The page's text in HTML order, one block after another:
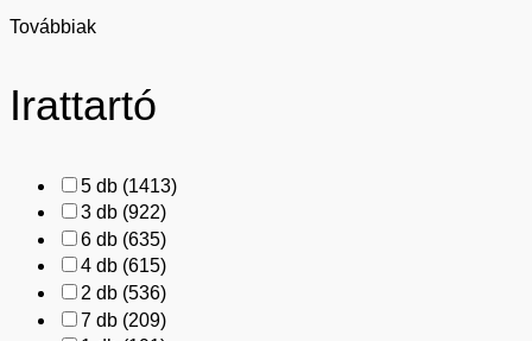
Továbbiak
Irattartó
5 db (1413)
3 db (922)
6 db (635)
4 db (615)
2 db (536)
7 db (209)